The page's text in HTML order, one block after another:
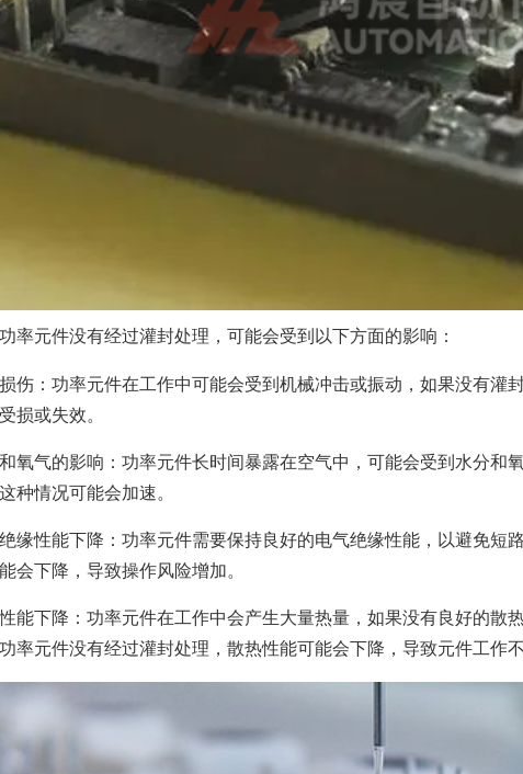
率元件没有经过灌封处理，可能会受到以下方面的影响：
伤：功率元件在工作中可能会受到机械冲击或振动，如果没有灌
损或失效。
氧气的影响：功率元件长时间暴露在空气中，可能会受到水分和
种情况可能会加速。
缘性能下降：功率元件需要保持良好的电气绝缘性能，以避免短
会下降，导致操作风险增加。
能下降：功率元件在工作中会产生大量热量，如果没有良好的散
率元件没有经过灌封处理，散热性能可能会下降，导致元件工作不